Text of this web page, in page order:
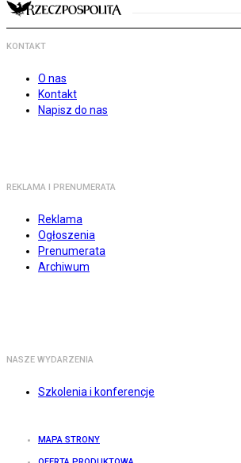
KONTAKT
O nas
Kontakt
Napisz do nas
REKLAMA I PRENUMERATA
Reklama
Ogłoszenia
Prenumerata
Archiwum
NASZE WYDARZENIA
Szkolenia i konferencje
MAPA STRONY